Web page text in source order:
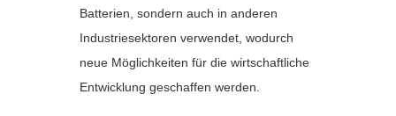
Batterien, sondern auch in anderen
Industriesektoren verwendet, wodurch
neue Möglichkeiten für die wirtschaftliche
Entwicklung geschaffen werden.